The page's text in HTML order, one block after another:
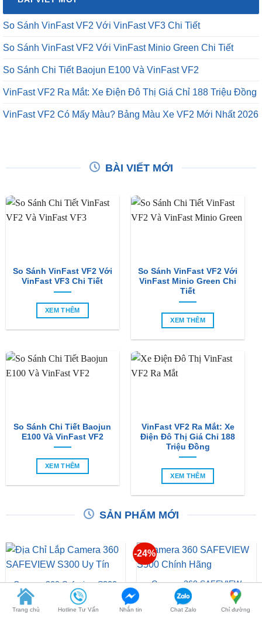
So Sánh VinFast VF2 Với VinFast VF3 Chi Tiết
So Sánh VinFast VF2 Với VinFast Minio Green Chi Tiết
So Sánh Chi Tiết Baojun E100 Và VinFast VF2
VinFast VF2 Ra Mắt: Xe Điện Đô Thị Giá Chỉ 188 Triệu Đồng
VinFast VF2 Có Mấy Màu? Bảng Màu Xe VF2 Mới Nhất 2026
BÀI VIẾT MỚI
So Sánh VinFast VF2 Với
VinFast VF3 Chi Tiết
XEM THÊM
So Sánh VinFast VF2 Với
VinFast Minio Green Chi
Tiết
XEM THÊM
So Sánh Chi Tiết Baojun
E100 Và VinFast VF2
XEM THÊM
VinFast VF2 Ra Mắt: Xe
Điện Đô Thị Giá Chỉ 188
Triệu Đồng
XEM THÊM
SẢN PHẨM MỚI
Camera 360 Safeview S300
11,500,000
-24%
Camera 360 SAFEVIEW
S500
16,500,000 12,500,000
hiện
Trang chủ Hotline Tư Vấn Nhắn tin Chat Zalo Chỉ đường